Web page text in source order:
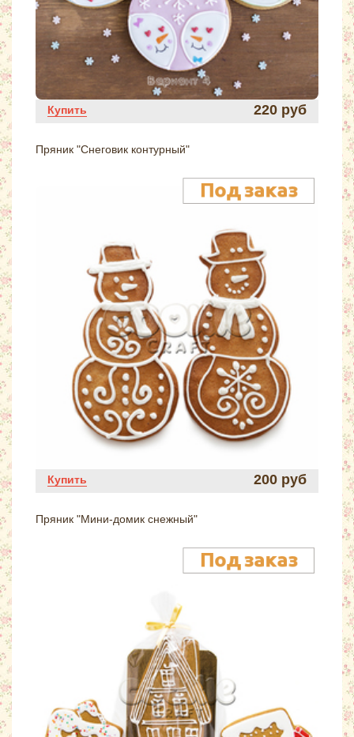
Купить 220 руб
Пряник "Снеговик контурный"
Купить 200 руб
Пряник "Мини-домик снежный"